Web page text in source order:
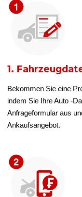
1.
Bekommen Sie eine
indem Sie Ihre Auto -
Anfrageformular aus
Ankaufsangebot.